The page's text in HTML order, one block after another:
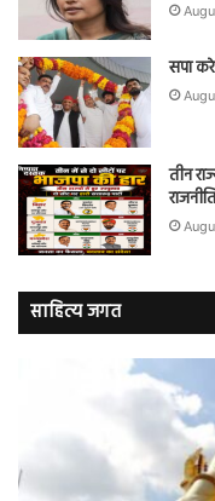
सपा
तीन
साहित्य जगत